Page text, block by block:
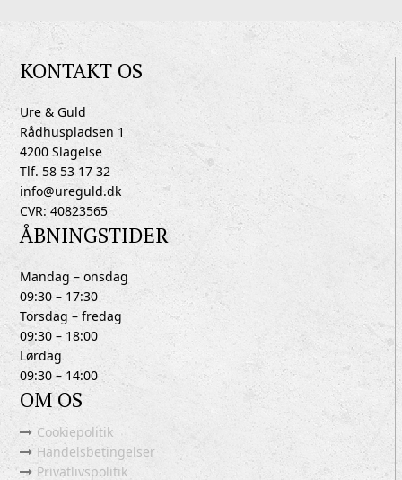
KONTAKT OS
Ure & Guld
Rådhuspladsen 1
4200 Slagelse
Tlf. 58 53 17 32
info@ureguld.dk
CVR: 40823565
ÅBNINGSTIDER
Mandag – onsdag
09:30 – 17:30
Torsdag – fredag
09:30 – 18:00
Lørdag
09:30 – 14:00
OM OS
Cookiepolitik
Handelsbetingelser
Privatlivspolitik